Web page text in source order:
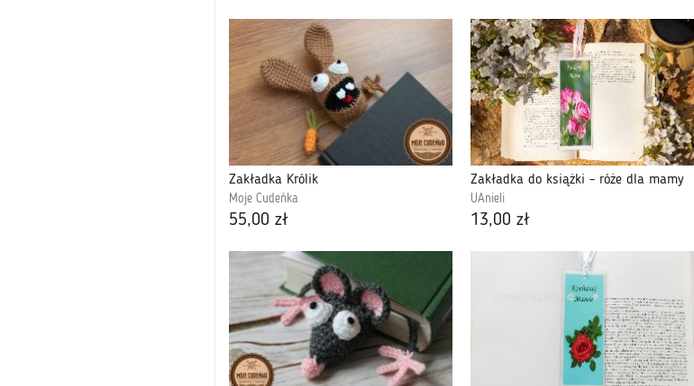
Zakładka Królik
Moje Cudeńka
55,00 zł
Zakładka do książki - róże dla mamy
UAnieli
13,00 zł